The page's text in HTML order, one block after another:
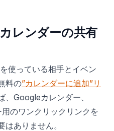
レンダーの共有
使っている相手とイベン
料の”カレンダーに追加”リ
、Googleカレンダー、
のワンクリックリンクを
ありません。